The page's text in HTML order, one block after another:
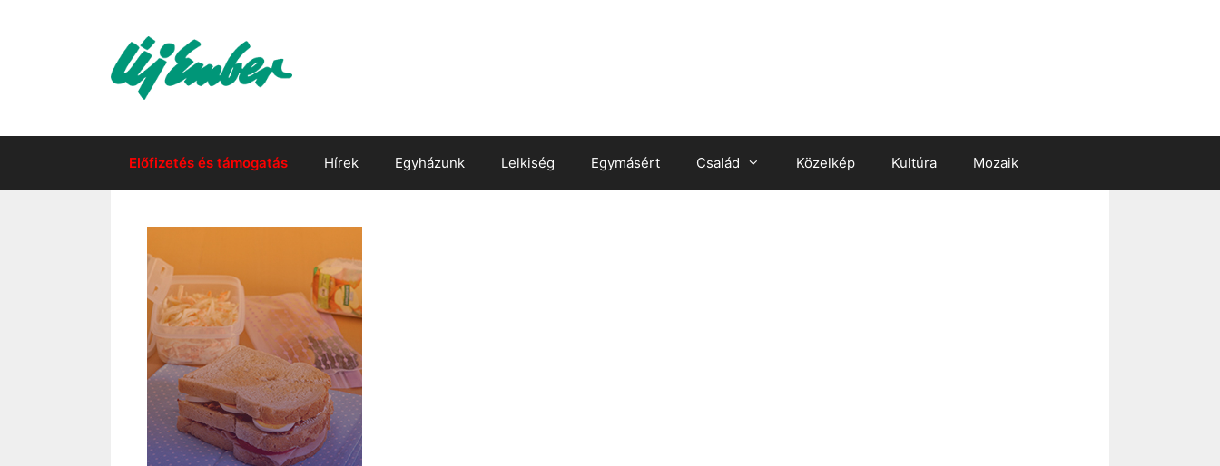
Előfizetés és támogatás Hírek Egyházunk Lelkiség Egymásért Család Közelkép Kultúra Mozaik